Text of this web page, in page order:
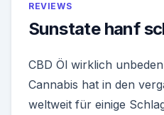
REVIEWS
Sunstate hanf
CBD Öl wirklich
Cannabis hat in den
weltweit für einige